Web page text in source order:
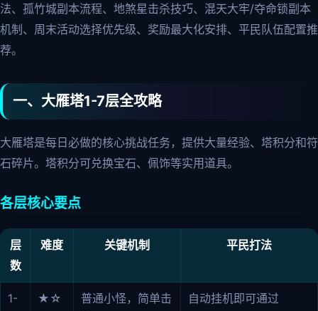
法、孤竹城副本流程、地煞星击杀技巧、混天大牢/夺命锁副本
机制、周末活动选择优先级、奖励最大化安排、平民队伍配置推
荐。
一、大雁塔1-7层全攻略
大雁塔是每日必做的核心挑战任务，提供大量经验、塔积分和符
石碎片。塔积分可兑换宝石、佩饰等实用道具。
各层核心要点
层
数
难度 关键机制 平民打法
1-
★☆
普通小怪，简单击
自动挂机即可通过